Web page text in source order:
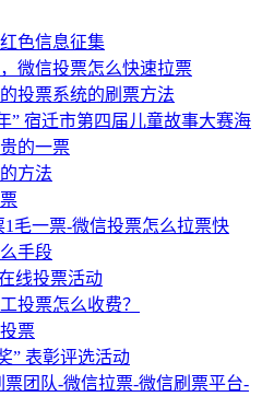
色信息征集
微信投票怎么快速拉票
投票系统的刷票方法
” 宿迁市第四届儿童故事大赛海
的一票
方法
毛一票-微信投票怎么拉票快
手段
线投票活动
投票怎么收费？
票
” 表彰评选活动
团队-微信拉票-微信刷票平台-